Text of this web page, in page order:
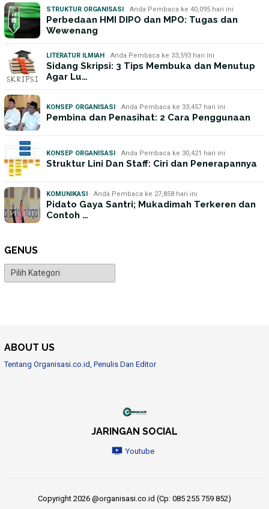
STRUKTUR ORGANISASI Anda Pembaca ke 40,095 hari ini
Perbedaan HMI DIPO dan MPO: Tugas dan
Wewenang
LITERATUR ILMIAH Anda Pembaca ke 33,593 hari ini
Sidang Skripsi: 3 Tips Membuka dan Menutup
Agar Lu…
KONSEP ORGANISASI Anda Pembaca ke 33,457 hari ini
Pembina dan Penasihat: 2 Cara Penggunaan
KONSEP ORGANISASI Anda Pembaca ke 30,421 hari ini
Struktur Lini Dan Staff: Ciri dan Penerapannya
KOMUNIKASI Anda Pembaca ke 27,858 hari ini
Pidato Gaya Santri; Mukadimah Terkeren dan
Contoh …
GENUS
Genus
ABOUT US
Tentang Organisasi.co.id, Penulis Dan Editor
JARINGAN SOCIAL
Youtube
Copyright 2026 @organisasi.co.id (Cp: 085 255 759 852)